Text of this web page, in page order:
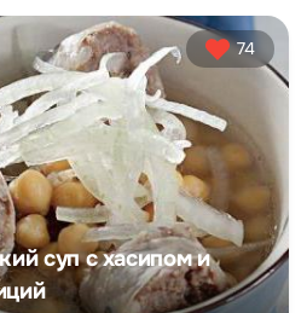
74
суп с хасипом и